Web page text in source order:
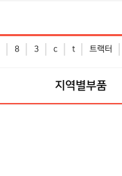
8 3 c t 트랙터
지역별부품